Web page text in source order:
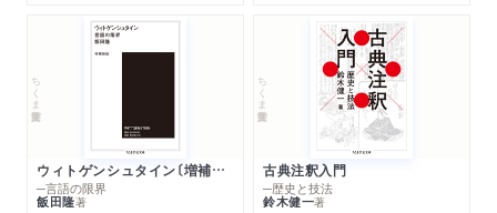
ちくま学芸文庫
ウィトゲンシュタイン〔増補新版〕
─言語の限界
飯田隆著
ちくま学芸文庫
古典注釈入門
─歴史と技法
鈴木健一著